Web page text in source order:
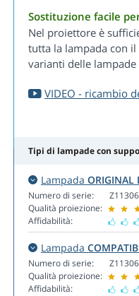
Sostituzione facile
Nel proiettore è
tutta la lampada con
varianti delle
VIDEO - ricambio
Tipi di lampade con
Lampada ORIGINAL
Numero di serie:
Qualità proiezione:
Affidabilità:
Lampada
Numero di serie:
Qualità proiezione:
Affidabilità: